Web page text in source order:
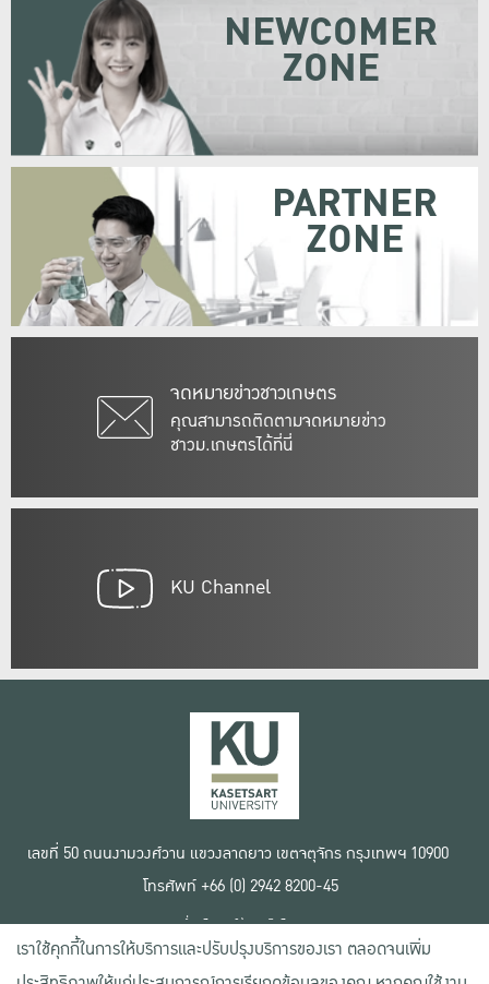
จดหมายข่าวชาวเกษตร
คุณสามารถติดตามจดหมายข่าว
ชาวม.เกษตรได้ที่นี่
NEWCOMER
ZONE
PARTNER
ZONE
KU Channel
เลขที่ 50 ถนนงามวงศ์วาน แขวงลาดยาว เขตจตุจักร กรุงเทพฯ 10900
โทรศัพท์ +66 (0) 2942 8200-45
เงื่อนไขการใช้งานเว็บไซต์
ข้อตกลงด้านสิทธิ์ใช้งาน
นโยบายความเป็นส่วนตัว
เราใช้คุกกี้ในการให้บริการและปรับปรุงบริการของเรา ตลอดจนเพิ่ม